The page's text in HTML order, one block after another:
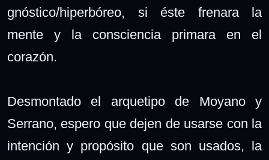
gnóstico/hiperbóreo, si éste frenara la
mente y la consciencia primara en el
corazón.
Desmontado el arquetipo de Moyano y
Serrano, espero que dejen de usarse con la
intención y propósito que son usados, la